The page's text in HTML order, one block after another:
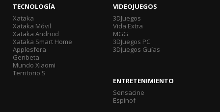
TECNOLOGÍA
Xataka
Xataka Móvil
Xataka Android
Xataka Smart Home
Applesfera
Genbeta
Mundo Xiaomi
Territorio S
VIDEOJUEGOS
3DJuegos
Vida Extra
MGG
3DJuegos PC
3DJuegos Guías
ENTRETENIMIENTO
Sensacine
Espinof